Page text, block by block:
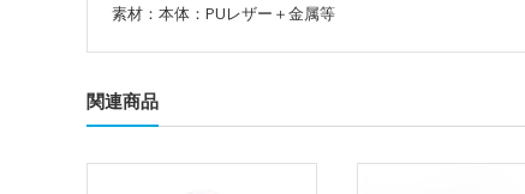
素材：本体：PUレザー＋金属等
関連商品